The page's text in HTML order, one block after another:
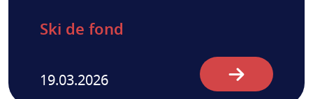
Ski de fond
19.03.2026